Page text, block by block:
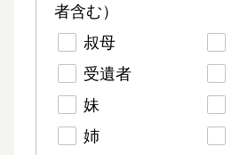
者含む）
叔母
受遺者
妹
姉